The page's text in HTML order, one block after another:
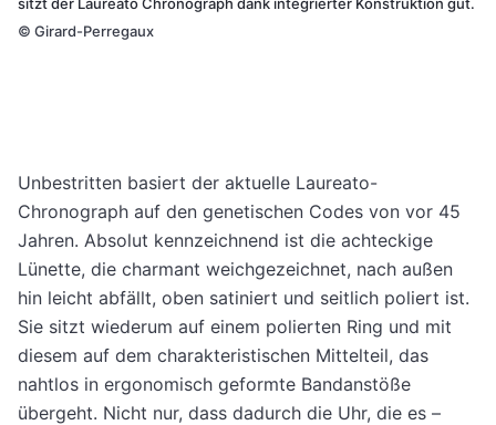
© Girard-Perregaux
Unbestritten basiert der aktuelle Laureato-
Chronograph auf den genetischen Codes von vor 45
Jahren. Absolut kennzeichnend ist die achteckige
Lünette, die charmant weichgezeichnet, nach außen
hin leicht abfällt, oben satiniert und seitlich poliert ist.
Sie sitzt wiederum auf einem polierten Ring und mit
diesem auf dem charakteristischen Mittelteil, das
nahtlos in ergonomisch geformte Bandanstöße
übergeht. Nicht nur, dass dadurch die Uhr, die es –